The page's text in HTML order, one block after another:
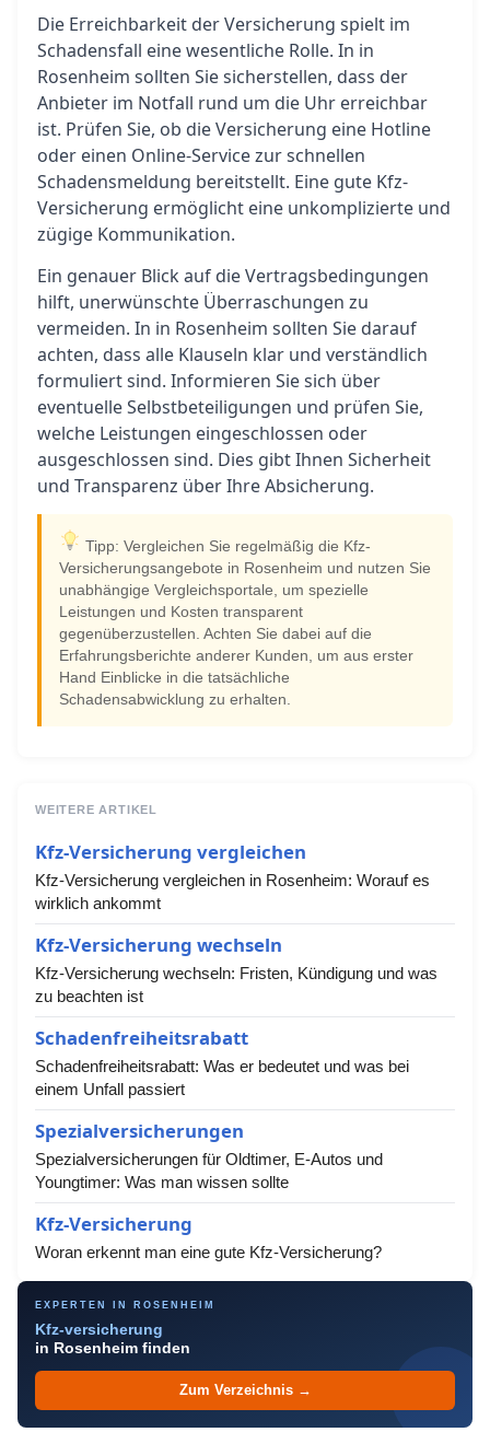
Die Erreichbarkeit der Versicherung spielt im
Schadensfall eine wesentliche Rolle. In in
Rosenheim sollten Sie sicherstellen, dass der
Anbieter im Notfall rund um die Uhr erreichbar
ist. Prüfen Sie, ob die Versicherung eine Hotline
oder einen Online-Service zur schnellen
Schadensmeldung bereitstellt. Eine gute Kfz-
Versicherung ermöglicht eine unkomplizierte und
zügige Kommunikation.
Ein genauer Blick auf die Vertragsbedingungen
hilft, unerwünschte Überraschungen zu
vermeiden. In in Rosenheim sollten Sie darauf
achten, dass alle Klauseln klar und verständlich
formuliert sind. Informieren Sie sich über
eventuelle Selbstbeteiligungen und prüfen Sie,
welche Leistungen eingeschlossen oder
ausgeschlossen sind. Dies gibt Ihnen Sicherheit
und Transparenz über Ihre Absicherung.
Tipp: Vergleichen Sie regelmäßig die Kfz-
Versicherungsangebote in Rosenheim und nutzen Sie
unabhängige Vergleichsportale, um spezielle
Leistungen und Kosten transparent
gegenüberzustellen. Achten Sie dabei auf die
Erfahrungsberichte anderer Kunden, um aus erster
Hand Einblicke in die tatsächliche
Schadensabwicklung zu erhalten.
WEITERE ARTIKEL
Kfz-Versicherung vergleichen
Kfz-Versicherung vergleichen in Rosenheim: Worauf es
wirklich ankommt
Kfz-Versicherung wechseln
Kfz-Versicherung wechseln: Fristen, Kündigung und was
zu beachten ist
Schadenfreiheitsrabatt
Schadenfreiheitsrabatt: Was er bedeutet und was bei
einem Unfall passiert
Spezialversicherungen
Spezialversicherungen für Oldtimer, E-Autos und
Youngtimer: Was man wissen sollte
Kfz-Versicherung
Woran erkennt man eine gute Kfz-Versicherung?
EXPERTEN IN ROSENHEIM
Kfz-versicherung
in Rosenheim finden
Zum Verzeichnis →